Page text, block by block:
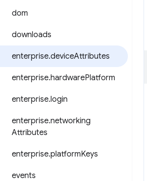
dom
downloads
enterprise.deviceAttributes
enterprise.hardwarePlatform
enterprise.login
enterprise.networking
Attributes
enterprise.platformKeys
events